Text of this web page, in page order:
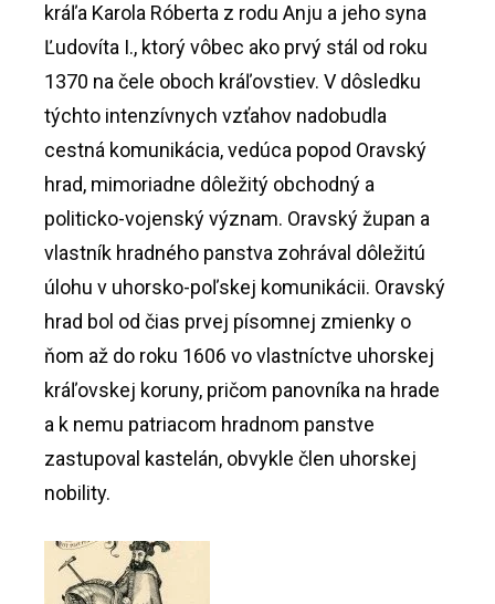
kráľa Karola Róberta z rodu Anju a jeho syna
Ľudovíta I., ktorý vôbec ako prvý stál od roku
1370 na čele oboch kráľovstiev. V dôsledku
týchto intenzívnych vzťahov nadobudla
cestná komunikácia, vedúca popod Oravský
hrad, mimoriadne dôležitý obchodný a
politicko-vojenský význam. Oravský župan a
vlastník hradného panstva zohrával dôležitú
úlohu v uhorsko-poľskej komunikácii. Oravský
hrad bol od čias prvej písomnej zmienky o
ňom až do roku 1606 vo vlastníctve uhorskej
kráľovskej koruny, pričom panovníka na hrade
a k nemu patriacom hradnom panstve
zastupoval kastelán, obvykle člen uhorskej
nobility.